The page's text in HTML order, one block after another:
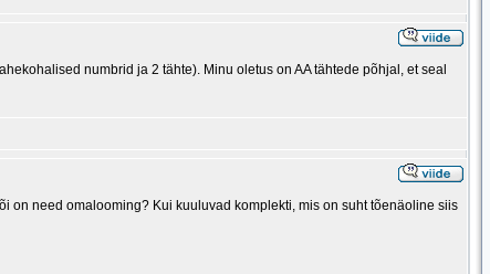
numbrid ja 2 tähte). Minu oletus on AA tähtede põhjal, et seal
on need omalooming? Kui kuuluvad komplekti, mis on suht tõenäoline siis